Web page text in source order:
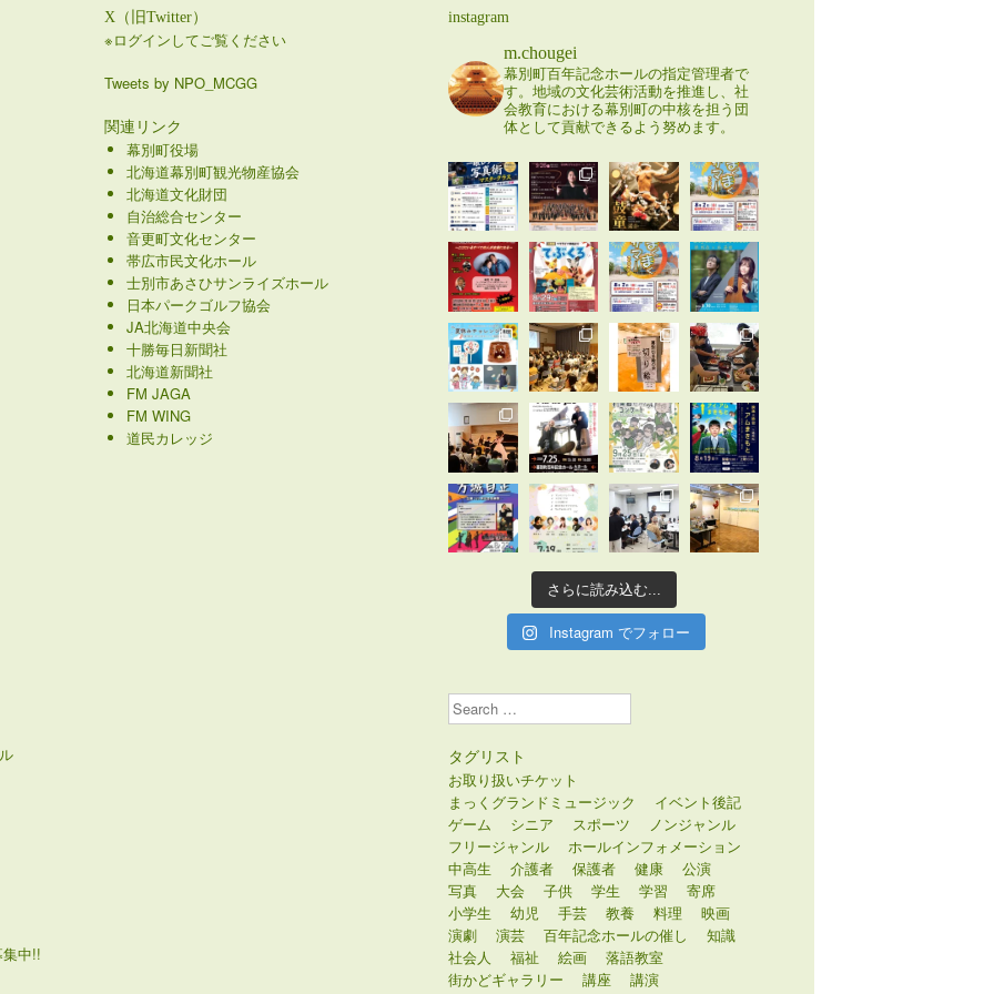
中!!
X（旧Twitter）
※ログインしてご覧ください
Tweets by NPO_MCGG
関連リンク
幕別町役場
北海道幕別町観光物産協会
北海道文化財団
自治総合センター
音更町文化センター
帯広市民文化ホール
士別市あさひサンライズホール
日本パークゴルフ協会
JA北海道中央会
十勝毎日新聞社
北海道新聞社
FM JAGA
FM WING
道民カレッジ
instagram
m.chougei
幕別町百年記念ホールの指定管理者で
す。地域の文化芸術活動を推進し、社
会教育における幕別町の中核を担う団
体として貢献できるよう努めます。
さらに読み込む...
Instagram でフォロー
Search
タグリスト
お取り扱いチケット
まっくグランドミュージック
イベント後記
ゲーム
シニア スポーツ
ノンジャンル
フリージャンル
ホールインフォメーション
中高生
介護者 保護者 健康
公演
写真
大会 子供 学生 学習
寄席
小学生
幼児 手芸 教養 料理
映画
演劇
演芸 百年記念ホールの催し
知識
社会人
福祉 絵画
落語教室
街かどギャラリー
講座
講演